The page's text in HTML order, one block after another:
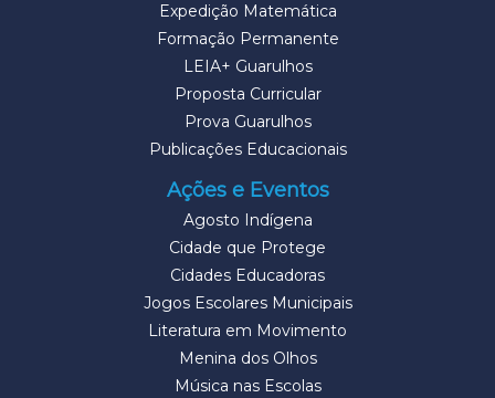
Expedição Matemática
Formação Permanente
LEIA+ Guarulhos
Proposta Curricular
Prova Guarulhos
Publicações Educacionais
Ações e Eventos
Agosto Indígena
Cidade que Protege
Cidades Educadoras
Jogos Escolares Municipais
Literatura em Movimento
Menina dos Olhos
Música nas Escolas